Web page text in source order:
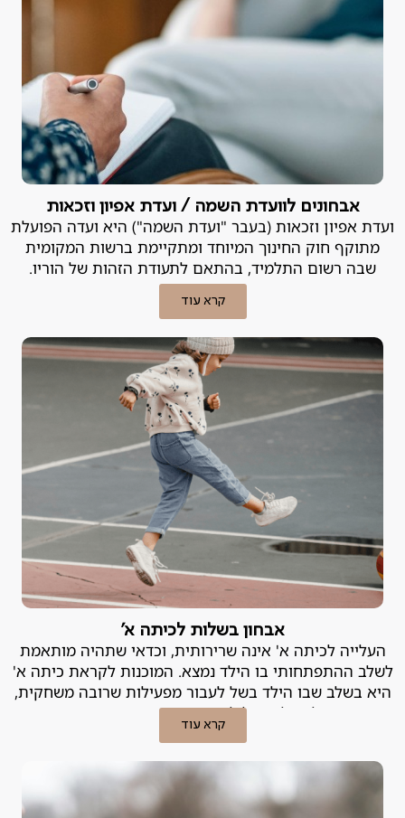
אבחונים לוועדת השמה / ועדת אפיון וזכאות
ועדת אפיון וזכאות (בעבר "ועדת השמה") היא ועדה הפועלת
מתוקף חוק החינוך המיוחד ומתקיימת ברשות המקומית
שבה רשום התלמיד, בהתאם לתעודת הזהות של הוריו.
קרא עוד
אבחון בשלות לכיתה א'
העלייה לכיתה א' אינה שרירותית, וכדאי שתהיה מותאמת
לשלב ההתפתחותי בו הילד נמצא. המוכנות לקראת כיתה א'
היא בשלב שבו הילד בשל לעבור מפעילות שרובה משחקית,
לפעילות של למידה מובנית ומסודרת.
קרא עוד